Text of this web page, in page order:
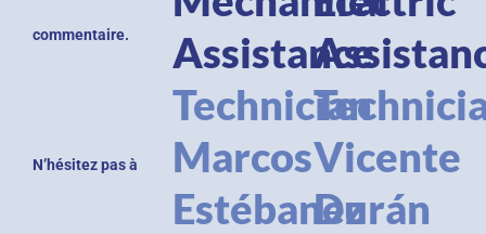
commentaire.
N’hésitez pas à
Assistance
Technician
Marcos
Estébanez
Vicente
Durán